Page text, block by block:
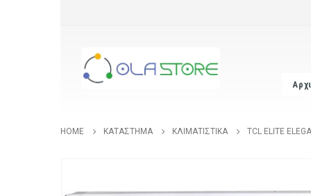
HOME ΚΑΤΆΣΤΗΜΑ ΚΛΙΜΑΤΙΣΤΙΚΆ TCL ELITE